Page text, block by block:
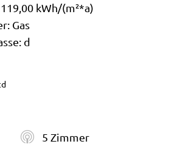
kWh/(m²*a)
Gas
d
5 Zimmer